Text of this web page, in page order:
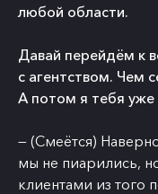
любой области.
Давай перейдём к
с агентством. Чем
А потом я тебя
— (Смеётся)
мы не пиарились,
клиентами из того